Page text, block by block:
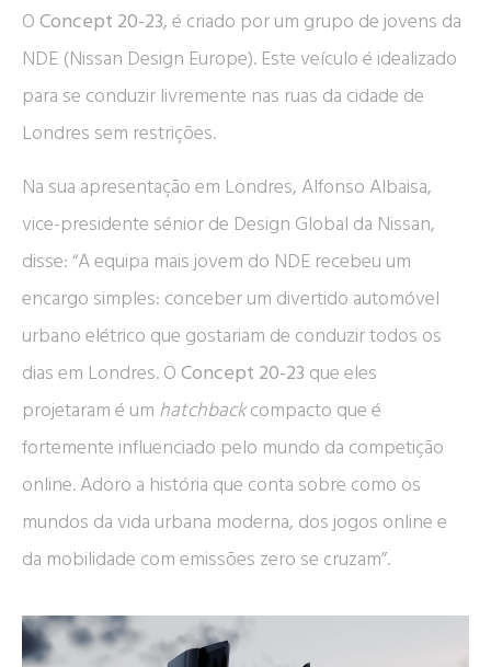
O Concept 20-23, é criado por um grupo de jovens da
NDE (Nissan Design Europe). Este veículo é idealizado
para se conduzir livremente nas ruas da cidade de
Londres sem restrições.
Na sua apresentação em Londres, Alfonso Albaisa,
vice-presidente sénior de Design Global da Nissan,
disse: “A equipa mais jovem do NDE recebeu um
encargo simples: conceber um divertido automóvel
urbano elétrico que gostariam de conduzir todos os
dias em Londres. O Concept 20-23 que eles
projetaram é um hatchbackcompacto que é
fortemente influenciado pelo mundo da competição
online. Adoro a história que conta sobre como os
mundos da vida urbana moderna, dos jogos online e
da mobilidade com emissões zero se cruzam”.